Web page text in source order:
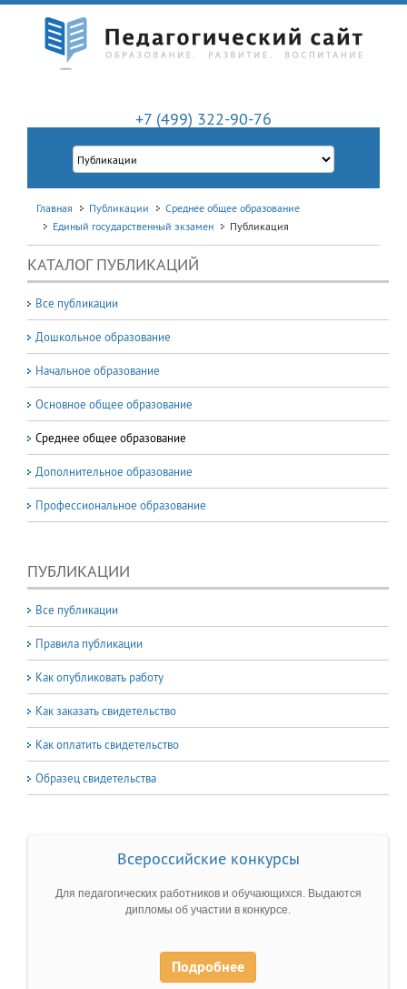
+7 (499) 322-90-76
Главная Публикации
Среднее общее образование
Единый государственный экзамен
Публикация
КАТАЛОГ ПУБЛИКАЦИЙ
Все публикации
Дошкольное образование
Начальное образование
Основное общее образование
Среднее общее образование
Дополнительное образование
Профессиональное образование
ПУБЛИКАЦИИ
Все публикации
Правила публикации
Как опубликовать работу
Как заказать свидетельство
Как оплатить свидетельство
Образец свидетельства
Всероссийские конкурсы
Для педагогических работников и обучающихся. Выдаются
дипломы об участии в конкурсе.
Подробнее